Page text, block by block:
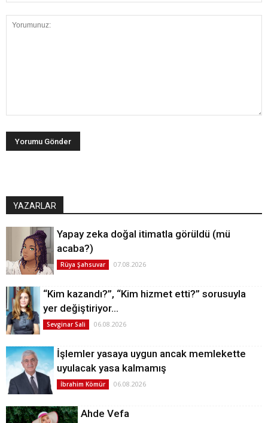
YAZARLAR
Yapay zeka doğal itimatla görüldü (mü
acaba?)
Rüya Şahsuvar 07.08.2026
“Kim kazandı?”, “Kim hizmet etti?” sorusuyla
yer değiştiriyor…
Sevginar Sali 06.08.2026
İşlemler yasaya uygun ancak memlekette
uyulacak yasa kalmamış
İbrahim Kömür 06.08.2026
Ahde Vefa